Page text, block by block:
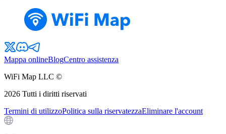
Mappa onlineBlogCentro assistenza
WiFi Map LLC ©
2026 Tutti i diritti riservati
Termini di utilizzoPolitica sulla riservatezzaEliminare l'account